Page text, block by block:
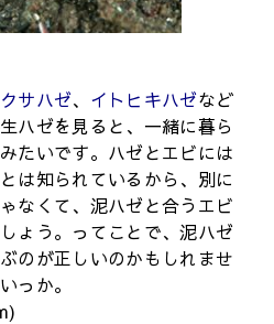
クサハゼ、 イトヒキハゼなど
ハゼを見ると、一緒に暮ら
たいです。ハゼとエビには
は知られているから、別に
なくて、泥ハゼと合うエビ
ょう。ってことで、泥ハゼ
のが正しいのかもしれませ
っか。